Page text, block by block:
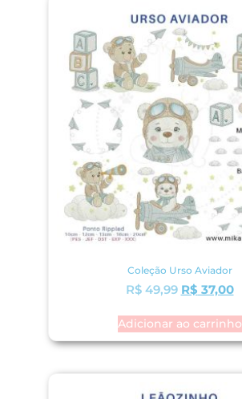
Coleção Urso Aviador
R$49,99 R$ 37,00
Adicionar ao carrinho